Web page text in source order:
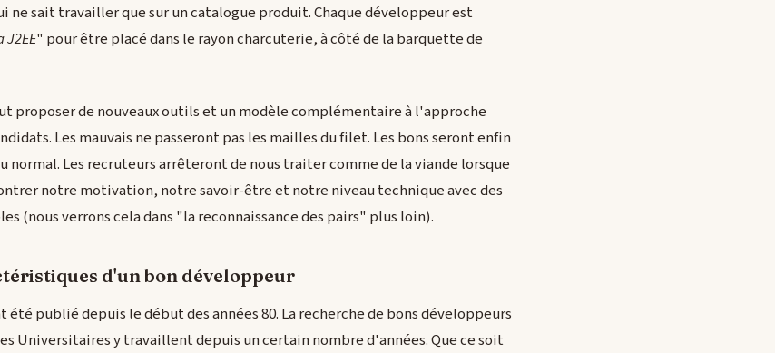
ne sait travailler que sur un catalogue produit. Chaque développeur est
" pour être placé dans le rayon charcuterie, à côté de la barquette de
proposer de nouveaux outils et un modèle complémentaire à l'approche
Les mauvais ne passeront pas les mailles du filet. Les bons seront enfin
normal. Les recruteurs arrêteront de nous traiter comme de la viande lorsque
notre motivation, notre savoir-être et notre niveau technique avec des
(nous verrons cela dans "la reconnaissance des pairs" plus loin).
d'un bon développeur
publié depuis le début des années 80. La recherche de bons développeurs
Universitaires y travaillent depuis un certain nombre d'années. Que ce soit